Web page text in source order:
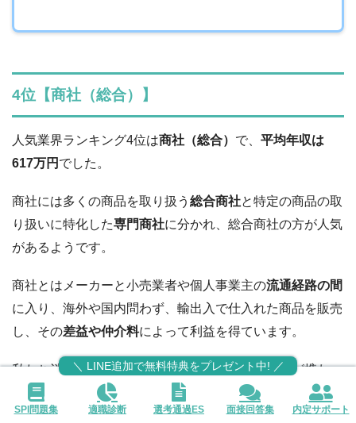
4位【商社（総合）】
人気業界ランキング4位は商社（総合） で、 平均年収は
617万円 でした。
商社には多くの商品を取り扱う 総合商社と特定の商品の取
り扱いに特化した専門商社に分かれ、総合商社の方が人気
があるようです。
商社とはメーカーと小売業者や個人事業主の流通経路の間
に入り、海外や国内問わず、輸出入で仕入れた商品を販売
し、その差益や仲介料によって利益を得ています。
私たち消費者に届くメーカーが作った商品は商社が携わっ
て届いているのです。
SPI問題集 適職診断 選考通過ES 面接回答集 内定サポート
＼ LINE追加で無料特典をプレゼント中! ／